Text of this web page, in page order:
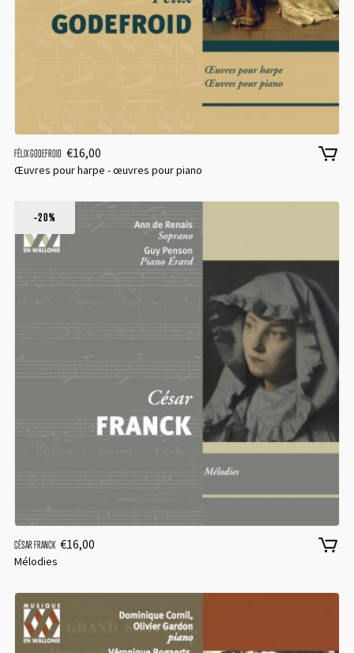
FÉLIX GODEFROID €16,00
Œuvres pour harpe - œuvres pour piano
-20%
CÉSAR FRANCK €16,00
Mélodies